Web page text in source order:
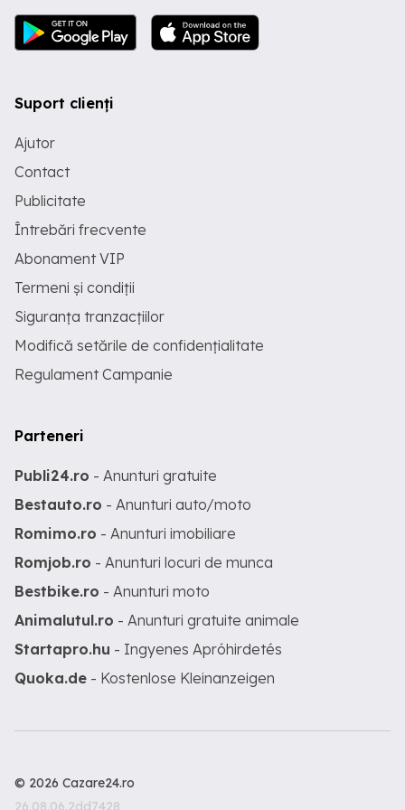
Suport clienți
Ajutor
Contact
Publicitate
Întrebări frecvente
Abonament VIP
Termeni și condiții
Siguranța tranzacțiilor
Modifică setările de confidențialitate
Regulament Campanie
Parteneri
Publi24.ro - Anunturi gratuite
Bestauto.ro - Anunturi auto/moto
Romimo.ro - Anunturi imobiliare
Romjob.ro - Anunturi locuri de munca
Bestbike.ro - Anunturi moto
Animalutul.ro - Anunturi gratuite animale
Startapro.hu - Ingyenes Apróhirdetés
Quoka.de - Kostenlose Kleinanzeigen
© 2026 Cazare24.ro
26.08.06.2dd7428